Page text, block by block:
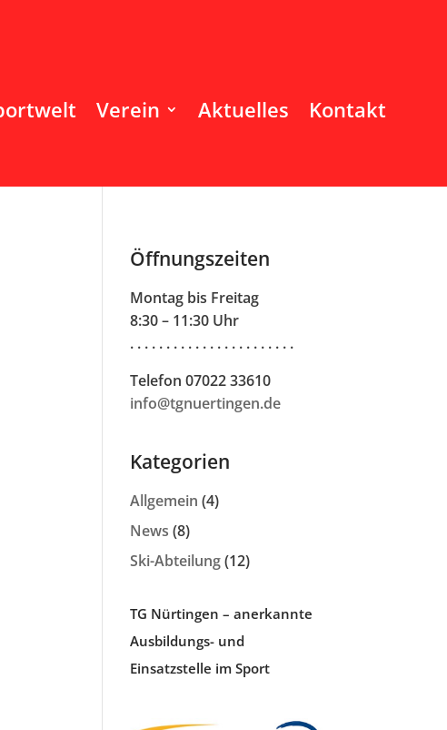
Verein Aktuelles Kontakt
Öffnungszeiten
Montag bis Freitag
8:30 – 11:30 Uhr
. . . . . . . . . . . . . . . . . . . . . . .
Telefon 07022 33610
info@tgnuertingen.de
Kategorien
Allgemein (4)
News (8)
Ski-Abteilung(12)
TG Nürtingen – anerkannte
Ausbildungs- und
Einsatzstelle im Sport